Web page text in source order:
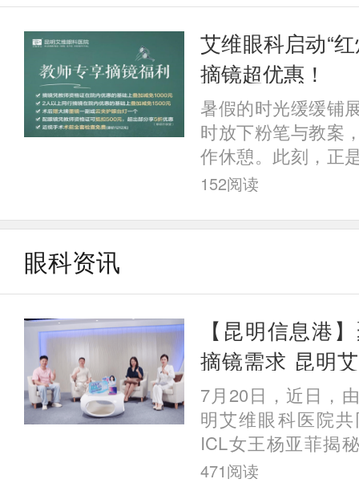
关领域顶尖专家学
球面眼内镜的手术
手术方案设计、临
症防控等议题展开
其临床应用的规范
眼科医院杨亚菲院
艾维眼科启动“
摘镜超优惠！
暑假的时光缓缓铺
时放下粉笔与教案
作休憩。此刻，正
最佳时机——昆明
镜
152阅读
眼科资讯
【昆明信息港
摘镜需求 昆明
与脱口秀演员揭
真实体验
7月20日，近日，
明艾维眼科医院
ICL女王杨亚菲揭
人后来都怎么样了”
471阅读